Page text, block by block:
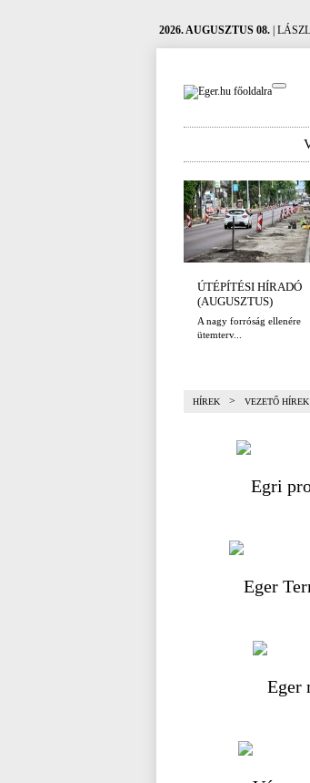
2026. AUGUSZTUS 08. |
ÚTÉPÍTÉSI HÍRADÓ
(AUGUSZTUS)
A nagy forróság ellenére
ütemterv...
HÍREK > VEZETŐ HÍREK